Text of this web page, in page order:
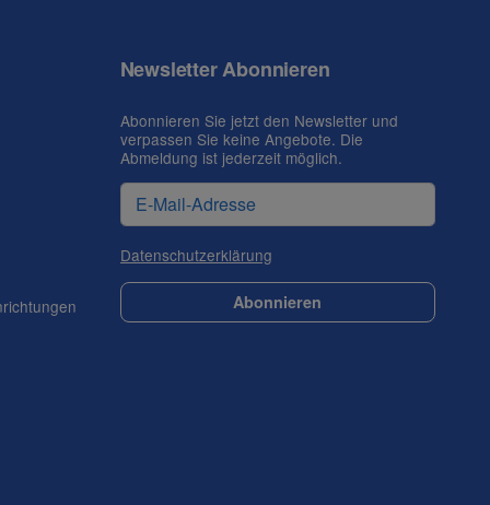
Newsletter Abonnieren
Abonnieren Sie jetzt den Newsletter und
verpassen Sie keine Angebote. Die
Abmeldung ist jederzeit möglich.
Datenschutzerklärung
Abonnieren